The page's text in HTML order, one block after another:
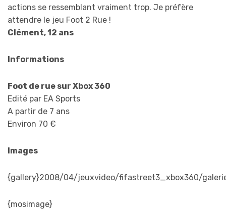
actions se ressemblant vraiment trop. Je préfère
attendre le jeu Foot 2 Rue !
Clément, 12 ans
Informations
Foot de rue sur Xbox 360
Edité par EA Sports
A partir de 7 ans
Environ 70 €
Images
{gallery}2008/04/jeuxvideo/fifastreet3_xbox360/
{mosimage}